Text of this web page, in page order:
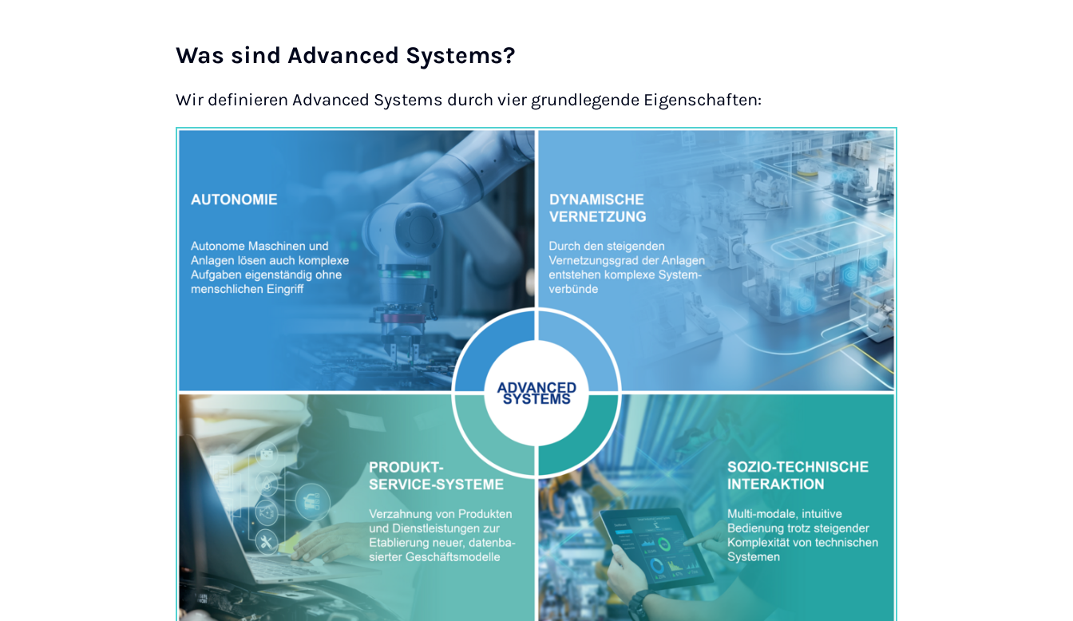
Was sind Advanced Systems?
Wir definieren Advanced Systems durch vier grundlegende Eigenschaften: